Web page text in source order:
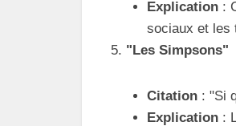
Explication:
sociaux et les
"Les Simpsons"
Citation: "Si
Explication: